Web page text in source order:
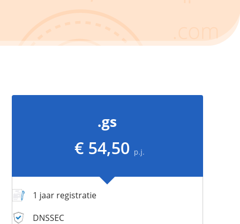
.gs
€ 54,50 p.j.
1 jaar registratie
DNSSEC